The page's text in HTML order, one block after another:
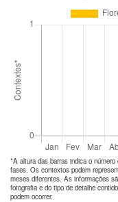
*A altura das barras indica o número
fases. Os contextos podem
meses diferentes. As informações
fotografia e do tipo de detalhe
podem ocorrer.